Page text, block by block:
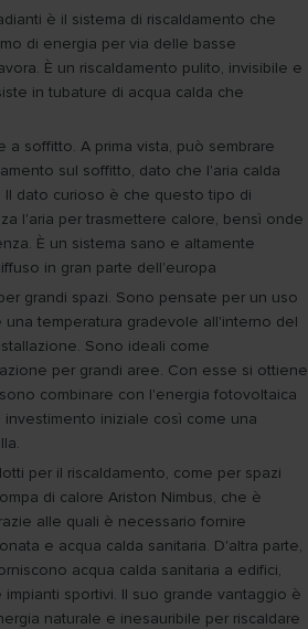
è il sistema di riscaldamento che
di energia per via delle basse
È un riscaldamento pulito, invisibile e
in tubature di acqua calda che
a soffitto. A prima vista, può sembrare
sul soffitto, dato che l'aria calda
dato curioso è che questo tipo di
l'aria per trasmettere calore, bensì onde
È un sistema sano e altamente
in gran parte dell'europa
grandi spazi. Sono pensate per un uso
temperatura gradevole all'interno del
Sono ideali come
per grandi aree. Con esse si ottiene
combinare con l'energia fotovoltaica
iniziale così come una
per il riscaldamento, come per spazi
di calore Ariston Nimbus, che è
alle quali è necessario fornire
e acqua calda sanitaria. D'altra parte,
acqua calda sanitaria a edifici,
sportivi. Il suo grande vantaggio è
naturale e inesauribile per riscaldare